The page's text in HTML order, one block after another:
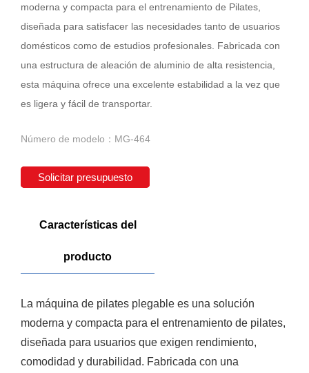
moderna y compacta para el entrenamiento de Pilates,
diseñada para satisfacer las necesidades tanto de usuarios
domésticos como de estudios profesionales. Fabricada con
una estructura de aleación de aluminio de alta resistencia,
esta máquina ofrece una excelente estabilidad a la vez que
es ligera y fácil de transportar.
Número de modelo：MG-464
Solicitar presupuesto
Características del
producto
La máquina de pilates plegable es una solución
moderna y compacta para el entrenamiento de pilates,
diseñada para usuarios que exigen rendimiento,
comodidad y durabilidad. Fabricada con una